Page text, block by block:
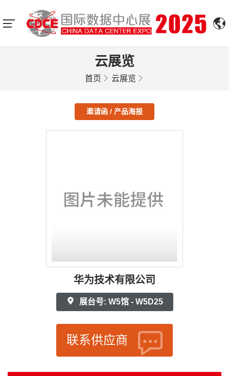
云展览
首页 云展览
邀请函 / 产品海报
华为技术有限公司
展台号: W5馆 - W5D25
联系供应商